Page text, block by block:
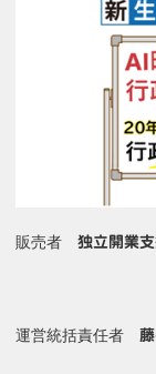
販売者独立開業
運営統括責任者